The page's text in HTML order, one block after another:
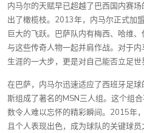
内马尔的天赋早已超越了巴西国内赛
出了橄榄枝。2013年，内马尔正式加
巨大的飞跃。巴萨队内有梅西、哈维
与这些传奇人物一起并肩作战。对于
生涯的一大步，更是对自己能否立足世
在巴萨，内马尔迅速适应了西班牙足
斯组成了著名的MSN三人组。这个组
数令人难以忘怀的精彩瞬间。2015年
且个人表现出色，成为球队的关键球